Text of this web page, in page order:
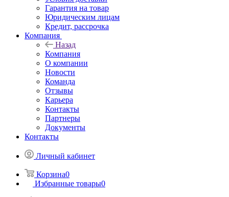
Гарантия на товар
Юридическим лицам
Кредит, рассрочка
Компания
Назад
Компания
О компании
Новости
Команда
Отзывы
Карьера
Контакты
Партнеры
Документы
Контакты
Личный кабинет
Корзина0
Избранные товары0